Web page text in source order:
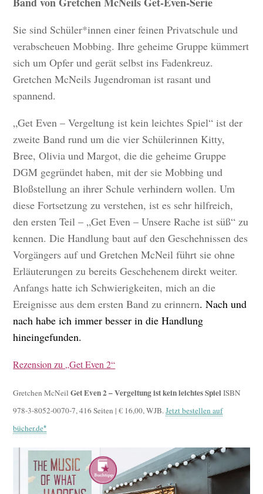
Sie sind Schüler*innen einer feinen Privatschule und
verabscheuen Mobbing. Ihre geheime Gruppe kümmert
sich um Opfer und gerät selbst ins Fadenkreuz.
Gretchen McNeils Jugendroman ist rasant und
spannend.
„Get Even – Vergeltung ist kein leichtes Spiel“ ist der
zweite Band rund um die vier Schülerinnen Kitty,
Bree, Olivia und Margot, die die geheime Gruppe
DGM gegründet haben, mit der sie Mobbing und
Bloßstellung an ihrer Schule verhindern wollen. Um
diese Fortsetzung zu verstehen, ist es sehr hilfreich,
den ersten Teil – „Get Even – Unsere Rache ist süß“ zu
kennen. Die Handlung baut auf den Geschehnissen des
Vorgängers auf und Gretchen McNeil führt sie ohne
Erläuterungen zu bereits Geschehenem direkt weiter.
Anfangs hatte ich Schwierigkeiten, mich an die
Ereignisse aus dem ersten Band zu erinnern. Nach und
nach habe ich immer besser in die Handlung
hineingefunden.
Rezension zu „Get Even 2“
Gretchen McNeilGet Even 2 – Vergeltung ist kein leichtes SpielISBN
978-3-8052-0070-7, 416 Seiten | € 16,00, WJB.Jetzt bestellen auf
bücher.de